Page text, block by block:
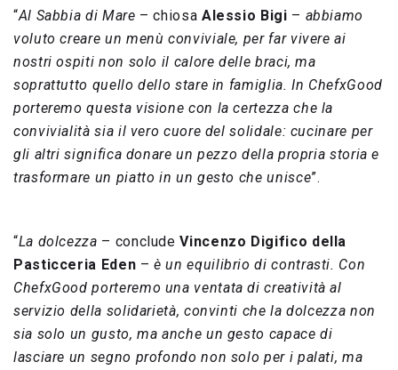
“Al Sabbia di Mare – chiosa Alessio Bigi – abbiamo
voluto creare un menù conviviale, per far vivere ai
nostri ospiti non solo il calore delle braci, ma
soprattutto quello dello stare in famiglia. In ChefxGood
porteremo questa visione con la certezza che la
convivialità sia il vero cuore del solidale: cucinare per
gli altri significa donare un pezzo della propria storia e
trasformare un piatto in un gesto che unisce”.
“La dolcezza – concludeVincenzo Digifico della
Pasticceria Eden –è un equilibrio di contrasti. Con
ChefxGood porteremo una ventata di creatività al
servizio della solidarietà, convinti che la dolcezza non
sia solo un gusto, ma anche un gesto capace di
lasciare un segno profondo non solo per i palati, ma